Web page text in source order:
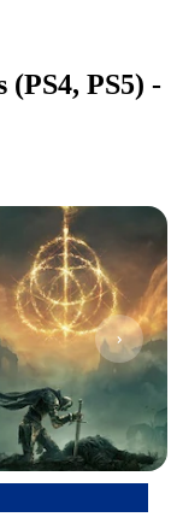
PS5) -